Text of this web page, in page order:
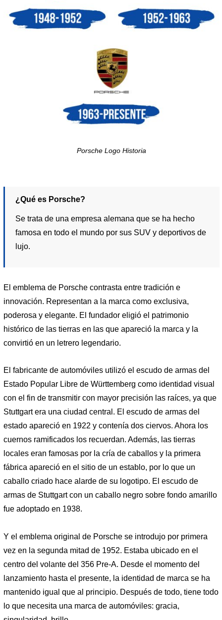
Porsche Logo Historia
¿Qué es Porsche?
Se trata de una empresa alemana que se ha hecho
famosa en todo el mundo por sus SUV y deportivos de
lujo.
El emblema de Porsche contrasta entre tradición e
innovación. Representan a la marca como exclusiva,
poderosa y elegante. El fundador eligió el patrimonio
histórico de las tierras en las que apareció la marca y la
convirtió en un letrero legendario.
El fabricante de automóviles utilizó el escudo de armas del
Estado Popular Libre de Württemberg como identidad visual
con el fin de transmitir con mayor precisión las raíces, ya que
Stuttgart era una ciudad central. El escudo de armas del
estado apareció en 1922 y contenía dos ciervos. Ahora los
cuernos ramificados los recuerdan. Además, las tierras
locales eran famosas por la cría de caballos y la primera
fábrica apareció en el sitio de un establo, por lo que un
caballo criado hace alarde de su logotipo. El escudo de
armas de Stuttgart con un caballo negro sobre fondo amarillo
fue adoptado en 1938.
Y el emblema original de Porsche se introdujo por primera
vez en la segunda mitad de 1952. Estaba ubicado en el
centro del volante del 356 Pre-A. Desde el momento del
lanzamiento hasta el presente, la identidad de marca se ha
mantenido igual que al principio. Después de todo, tiene todo
lo que necesita una marca de automóviles: gracia,